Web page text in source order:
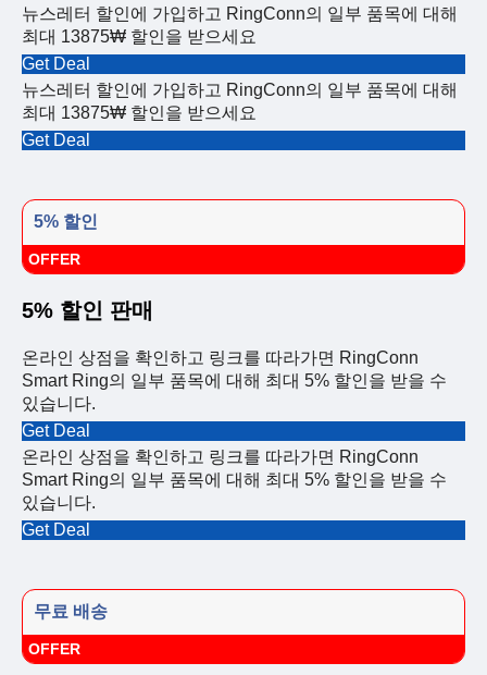
뉴스레터 할인에 가입하고 RingConn의 일부 품목에 대해
최대 13875₩ 할인을 받으세요
Get Deal
뉴스레터 할인에 가입하고 RingConn의 일부 품목에 대해
최대 13875₩ 할인을 받으세요
Get Deal
5% 할인
OFFER
5% 할인 판매
온라인 상점을 확인하고 링크를 따라가면 RingConn
Smart Ring의 일부 품목에 대해 최대 5% 할인을 받을 수
있습니다.
Get Deal
온라인 상점을 확인하고 링크를 따라가면 RingConn
Smart Ring의 일부 품목에 대해 최대 5% 할인을 받을 수
있습니다.
Get Deal
무료 배송
OFFER